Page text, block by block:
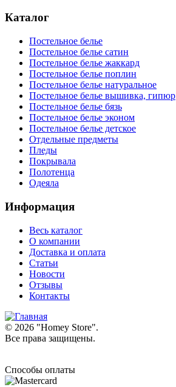
Каталог
Постельное белье
Постельное белье сатин
Постельное белье жаккард
Постельное белье поплин
Постельное белье натуральное
Постельное белье вышивка, гипюр
Постельное белье бязь
Постельное белье эконом
Постельное белье детское
Отдельные предметы
Пледы
Покрывала
Полотенца
Одеяла
Информация
Весь каталог
О компании
Доставка и оплата
Статьи
Новости
Отзывы
Контакты
© 2026 "Homey Store".
Все права защищены.
Способы оплаты